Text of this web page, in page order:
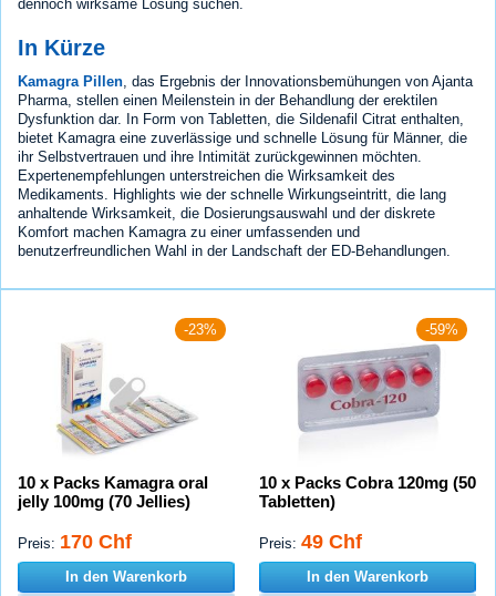
dennoch wirksame Lösung suchen.
In Kürze
Kamagra Pillen , das Ergebnis der Innovationsbemühungen von Ajanta
Pharma, stellen einen Meilenstein in der Behandlung der erektilen
Dysfunktion dar. In Form von Tabletten, die Sildenafil Citrat enthalten,
bietet Kamagra eine zuverlässige und schnelle Lösung für Männer, die
ihr Selbstvertrauen und ihre Intimität zurückgewinnen möchten.
Expertenempfehlungen unterstreichen die Wirksamkeit des
Medikaments. Highlights wie der schnelle Wirkungseintritt, die lang
anhaltende Wirksamkeit, die Dosierungsauswahl und der diskrete
Komfort machen Kamagra zu einer umfassenden und
benutzerfreundlichen Wahl in der Landschaft der ED-Behandlungen.
-23%
10 x Packs Kamagra oral
jelly 100mg (70 Jellies)
Preis: 170 Chf
In den Warenkorb
-59%
10 x Packs Cobra 120mg (50
Tabletten)
Preis: 49 Chf
In den Warenkorb